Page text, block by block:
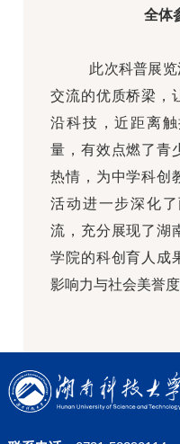
全体
此次科普展
交流的优质桥梁，
沿科技，近距离
量，有效点燃了青
热情，为中学科创
活动进一步深化
流，充分展现了湖
学院的科创育人成
影响力与社会美誉度